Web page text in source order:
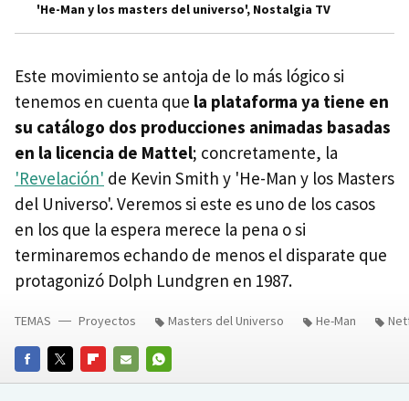
'He-Man y los masters del universo', Nostalgia TV
Este movimiento se antoja de lo más lógico si
tenemos en cuenta que la plataforma ya tiene en
su catálogo dos producciones animadas basadas
en la licencia de Mattel; concretamente, la
'Revelación' de Kevin Smith y 'He-Man y los Masters
del Universo'. Veremos si este es uno de los casos
en los que la espera merece la pena o si
terminaremos echando de menos el disparate que
protagonizó Dolph Lundgren en 1987.
FACEBOOKTWITTERFLIPBOARD
E-
WHATSAPP
TEMAS Proyectos Masters del Universo He-Man